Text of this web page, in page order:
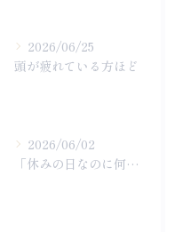
2026/06/25
頭が疲れている方ほど
2026/06/02
「休みの日なのに何もやる気になれず終わってしまった…」